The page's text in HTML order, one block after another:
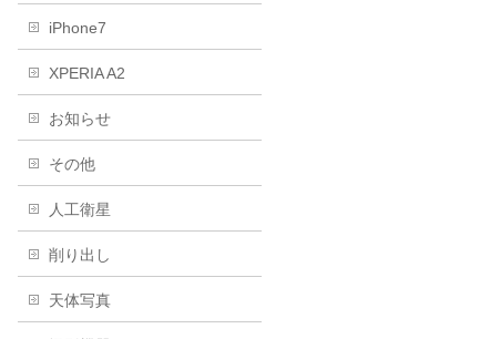
iPhone7
XPERIA A2
お知らせ
その他
人工衛星
削り出し
天体写真